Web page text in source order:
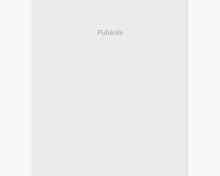
Publicité